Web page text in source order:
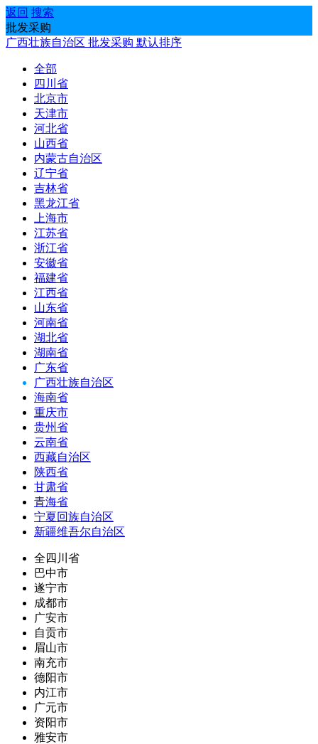
返回 搜索
批发采购
广西壮族自治区 批发采购 默认排序
全部
四川省
北京市
天津市
河北省
山西省
内蒙古自治区
辽宁省
吉林省
黑龙江省
上海市
江苏省
浙江省
安徽省
福建省
江西省
山东省
河南省
湖北省
湖南省
广东省
广西壮族自治区
海南省
重庆市
贵州省
云南省
西藏自治区
陕西省
甘肃省
青海省
宁夏回族自治区
新疆维吾尔自治区
全四川省
巴中市
遂宁市
成都市
广安市
自贡市
眉山市
南充市
德阳市
内江市
广元市
资阳市
雅安市